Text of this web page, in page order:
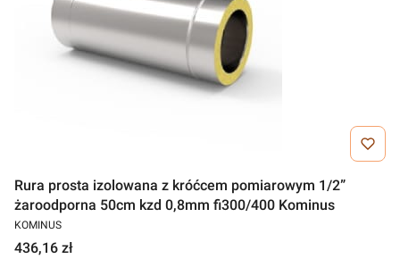
Rura prosta izolowana z króćcem pomiarowym 1/2”
żaroodporna 50cm kzd 0,8mm fi300/400 Kominus
KOMINUS
436,16 zł